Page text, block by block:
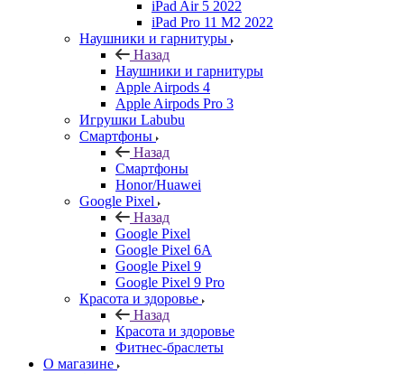
iPad Air 5 2022
iPad Pro 11 M2 2022
Наушники и гарнитуры
Назад
Наушники и гарнитуры
Apple Airpods 4
Apple Airpods Pro 3
Игрушки Labubu
Смартфоны
Назад
Смартфоны
Honor/Huawei
Google Pixel
Назад
Google Pixel
Google Pixel 6A
Google Pixel 9
Google Pixel 9 Pro
Красота и здоровье
Назад
Красота и здоровье
Фитнес-браслеты
О магазине